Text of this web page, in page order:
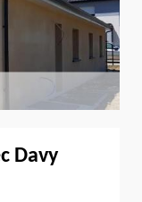
Davy